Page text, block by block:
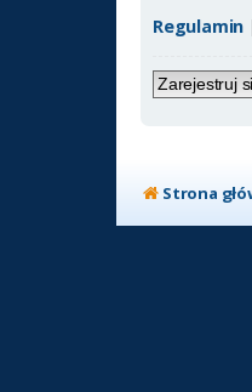
Regulamin
Zarejestruj
Strona